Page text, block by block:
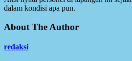
dalam kondisi apa pun.
About The Author
redaksi